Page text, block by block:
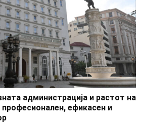
администрација и растот на
ефикасен и